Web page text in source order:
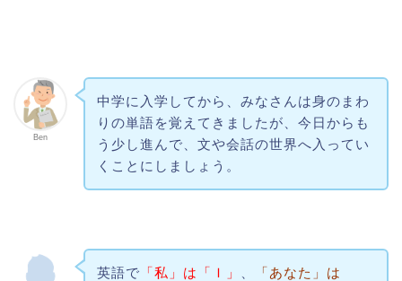
Ben
中学に入学してから、みなさんは身のまわ
りの単語を覚えてきましたが、今日からも
う少し進んで、文や会話の世界へ入ってい
くことにしましょう。
英語で 「私」は「Ｉ」
「あなた」は